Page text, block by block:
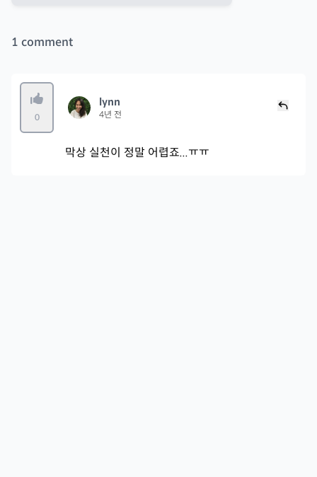
1 comment
0
lynn
4년 전
막상 실천이 정말 어렵죠...ㅠㅠ